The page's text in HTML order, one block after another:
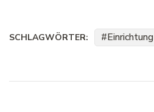
SCHLAGWÖRTER: Einrichtung